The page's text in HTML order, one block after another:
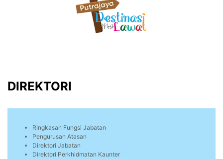
DIREKTORI
Ringkasan Fungsi Jabatan
Pengurusan Atasan
Direktori Jabatan
Direktori Perkhidmatan Kaunter